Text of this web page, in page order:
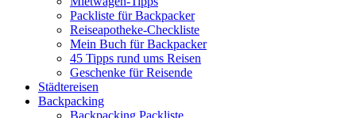
Packliste für Backpacker
Reiseapotheke-Checkliste
Mein Buch für Backpacker
45 Tipps rund ums Reisen
Geschenke für Reisende
Städtereisen
Backpacking
Backpacking Packliste